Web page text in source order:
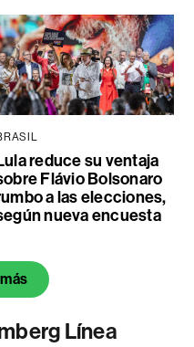
reduce su ventaja
Flávio Bolsonaro
a las elecciones,
nueva encuesta
Línea